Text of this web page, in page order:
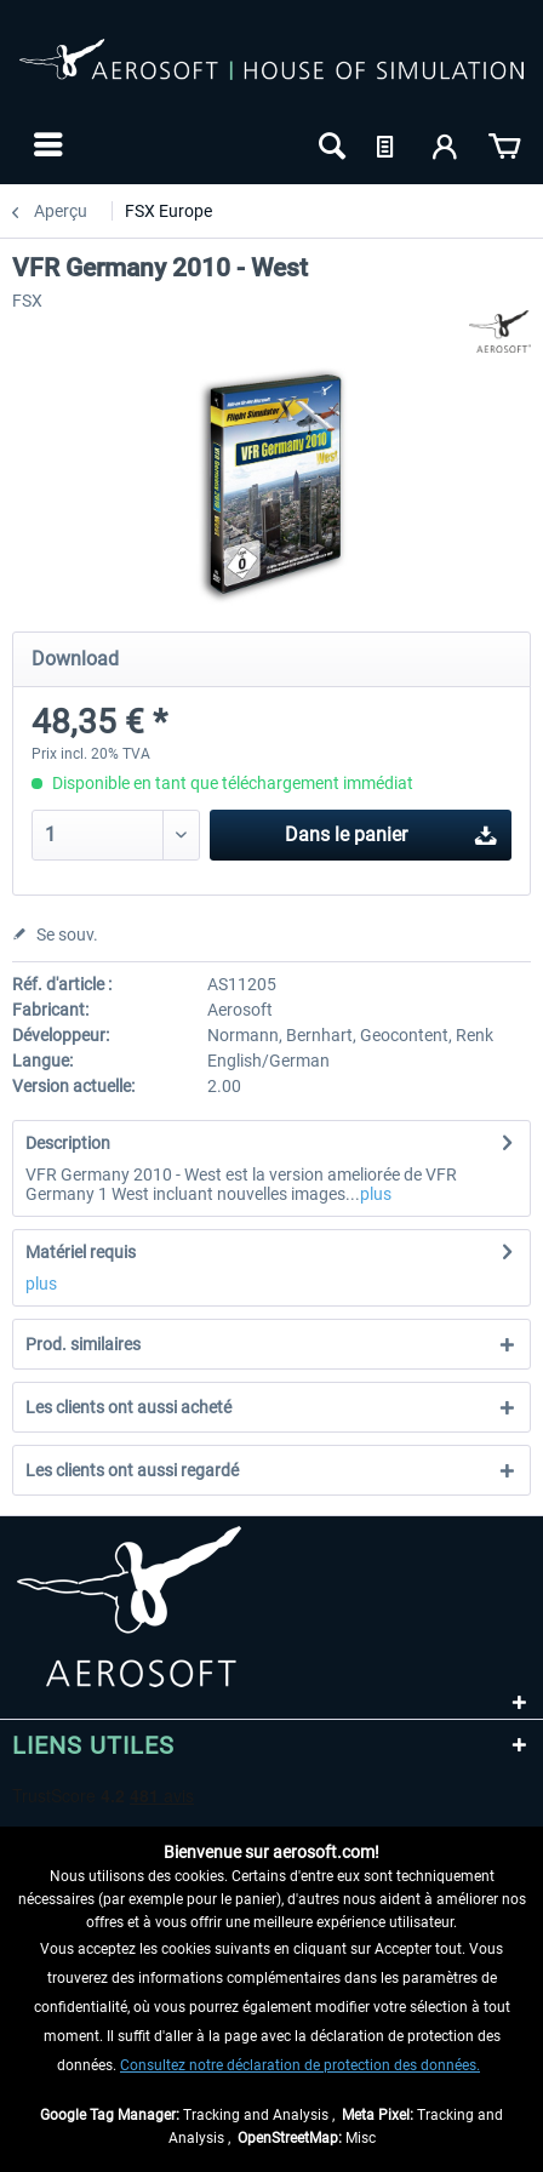
Aperçu FSX Europe
Mega Airport Frankfurt V2.0
30,20 € *
Mega Airport Berlin
VFR Germany 2010 - West
FSX
Download
48,35 € *
Prix incl. 20% TVA
Disponible en tant que téléchargement immédiat
Dans le panier
Se souv.
Réf. d'article :
AS11205
Fabricant:
Aerosoft
Développeur:
Normann, Bernhart, Geocontent, Renk
Langue:
English/German
Version actuelle:
2.00
Description
VFR Germany 2010 - West est la version ameliorée de VFR
Germany 1 West incluant nouvelles images...plus
Matériel requis
plus
Prod. similaires
Les clients ont aussi acheté
Les clients ont aussi regardé
LIENS UTILES
RENONCER AU CONTRAT ICI
INFORMATIONS
NE MANQUEZ PAS LES DERNIÈRES
Bienvenue sur aerosoft.com!
Nous utilisons des cookies. Certains d'entre eux sont techniquement
nécessaires (par exemple pour le panier), d'autres nous aident à améliorer nos
offres et à vous offrir une meilleure expérience utilisateur.
Vous acceptez les cookies suivants en cliquant sur Accepter tout. Vous
trouverez des informations complémentaires dans les paramètres de
confidentialité, où vous pourrez également modifier votre sélection à tout
moment. Il suffit d'aller à la page avec la déclaration de protection des
données. Consultez notre déclaration de protection des données.
Google Tag Manager: Tracking and Analysis , Meta Pixel: Tracking and
Analysis , OpenStreetMap:Misc